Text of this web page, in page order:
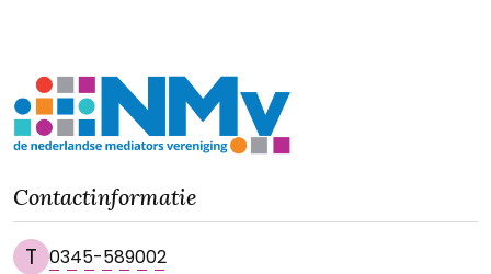
Contactinformatie
T 0345-589002